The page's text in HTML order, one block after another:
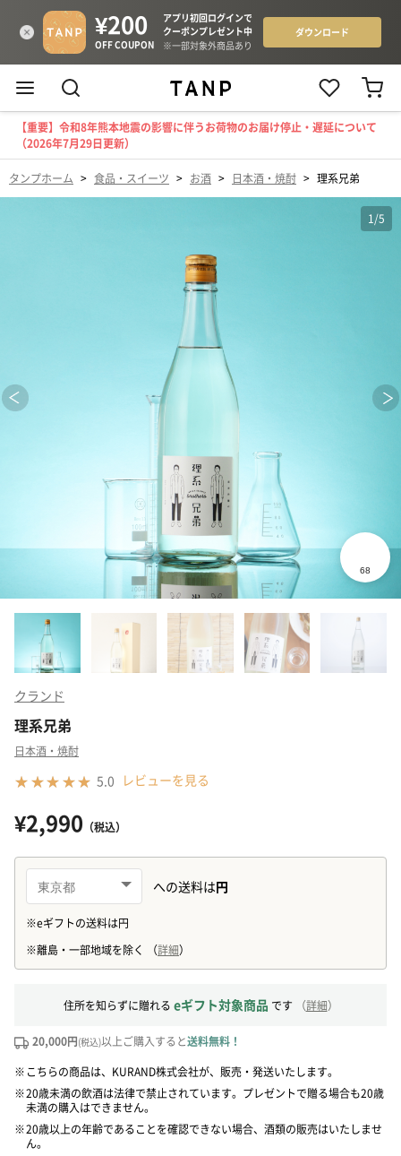
【重要】令和8年熊本地震の影響に伴うお荷物のお届け停止・遅延について
（2026年7月29日更新）
タンプホーム > 食品・スイーツ > お酒 > 日本酒・焼酎 > 理系兄弟
1/5
クランド
理系兄弟
日本酒・焼酎
5.0 レビューを見る
¥2,990 （税込）
住所を知らずに贈れる eギフト対象商品 です （詳細）
20,000円(税込)以上ご購入すると送料無料！
※ こちらの商品は、KURAND株式会社が、販売・発送いたします。
※20歳未満の飲酒は法律で禁止されています。プレゼントで贈る場合も20歳
未満の購入はできません。
※20歳以上の年齢であることを確認できない場合、酒類の販売はいたしませ
ん。